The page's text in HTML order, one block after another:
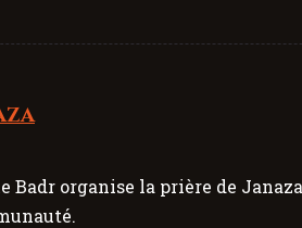
Badr organise la prière de